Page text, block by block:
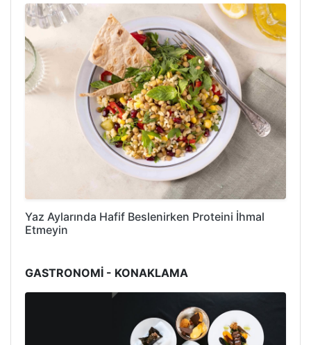
Yaz Aylarında Hafif Beslenirken Proteini İhmal
Etmeyin
GASTRONOMİ - KONAKLAMA